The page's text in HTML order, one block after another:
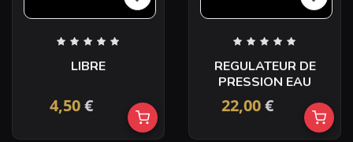
LIBRE
4,50€
REGULATEUR DE
PRESSION EAU
22,00€